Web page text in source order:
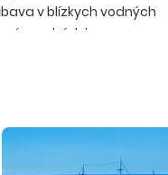
v blízkych vodných
prechádzky po
v Čiernom mori